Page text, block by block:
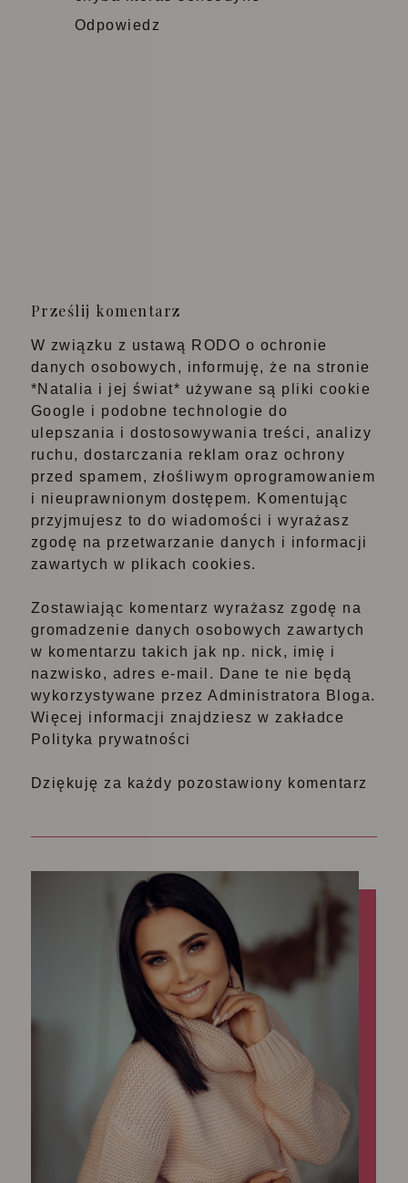
Odpowiedz
Prześlij komentarz
W związku z ustawą RODO o ochronie
danych osobowych, informuję, że na stronie
*Natalia i jej świat* używane są pliki cookie
Google i podobne technologie do
ulepszania i dostosowywania treści, analizy
ruchu, dostarczania reklam oraz ochrony
przed spamem, złośliwym oprogramowaniem
i nieuprawnionym dostępem. Komentując
przyjmujesz to do wiadomości i wyrażasz
zgodę na przetwarzanie danych i informacji
zawartych w plikach cookies.
Zostawiając komentarz wyrażasz zgodę na
gromadzenie danych osobowych zawartych
w komentarzu takich jak np. nick, imię i
nazwisko, adres e-mail. Dane te nie będą
wykorzystywane przez Administratora Bloga.
Więcej informacji znajdziesz w zakładce
Polityka prywatności
Dziękuję za każdy pozostawiony komentarz